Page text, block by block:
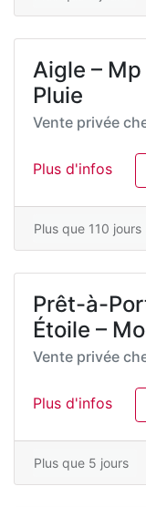
Aigle –
Pluie
Vente privée
Plus d'infos
Plus que 110 jours
Prêt-à-
Étoile –
Vente privée
Plus d'infos
Plus que 5 jours